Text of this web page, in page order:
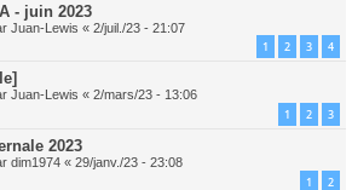
- juin 2023
Juan-Lewis « 2/juil./23 - 21:07
1 2 3 4
Juan-Lewis « 2/mars/23 - 13:06
1 2 3
2023
dim1974 « 29/janv./23 - 23:08
1 2